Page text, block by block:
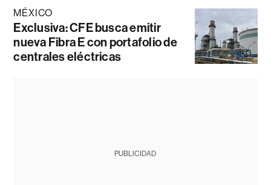
MÉXICO
Exclusiva: CFE busca emitir
nueva Fibra E con portafolio de
centrales eléctricas
PUBLICIDAD